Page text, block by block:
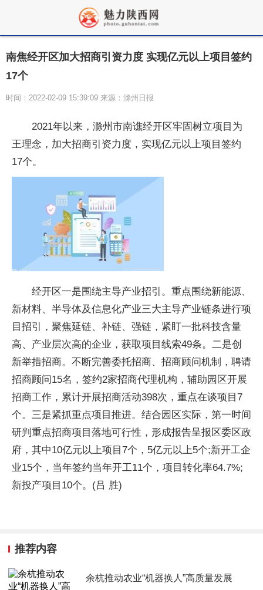
南焦经开区加大招商引资力度 实现亿元以上项目签约
17个
时间：2022-02-09 15:39:09 来源：滁州日报
2021年以来，滁州市南谯经开区牢固树立项目为
王理念，加大招商引资力度，实现亿元以上项目签约
17个。
经开区一是围绕主导产业招引。重点围绕新能源、
新材料、半导体及信息化产业三大主导产业链条进行项
目招引，聚焦延链、补链、强链，紧盯一批科技含量
高、产业层次高的企业，获取项目线索49条。二是创
新举措招商。不断完善委托招商、招商顾问机制，聘请
招商顾问15名，签约2家招商代理机构，辅助园区开展
招商工作，累计开展招商活动398次，重点在谈项目7
个。三是紧抓重点项目推进。结合园区实际，第一时间
研判重点招商项目落地可行性 ，形成报告呈报区委区政
府，其中10亿元以上项目7个，5亿元以上5个;新开工企
业15个，当年签约当年开工11个，项目转化率64.7%;
新投产项目10个。(吕 胜)
推荐内容
余杭推动农业“机器换人”高质量发展